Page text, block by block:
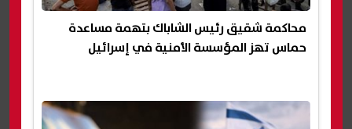
محاكمة شقيق رئيس الشاباك بتهمة مساعدة
حماس تهز المؤسسة الأمنية في إسرائيل